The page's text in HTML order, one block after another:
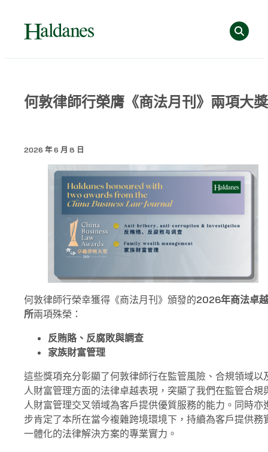
Home
»
洞
《商
法
刊》
項
大
獎
何敦律師行榮膺《商法月刊》兩項大獎
2026 年 6 月 8 日
何敦律師行榮幸獲得《商法月刊》頒發的2026年商法卓
所兩項殊榮：
反賄賂、反腐敗與調查
家族財富管理
這些獎項充分彰顯了何敦律師行在監管風險、合規領域以
人財富管理方面的法律卓越表現，突顯了我們在監管合規
人財富管理交叉領域為客戶提供優質服務的能力。同時亦
步肯定了本所在當今複雜跨境環境下，持續為客戶提供務
一體化的法律解決方案的專業實力。